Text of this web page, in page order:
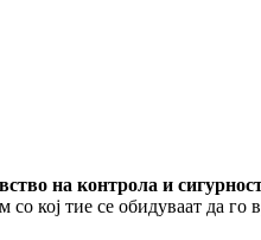
на контрола и
кој тие се обидуваат да го